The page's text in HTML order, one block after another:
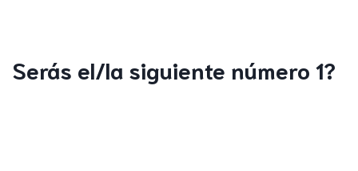
Serás el/la siguiente número 1?